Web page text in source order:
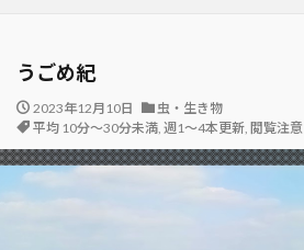
うごめ紀
2023年12月10日
虫・生き物
平均 10分～30分未満, 週1～4本更新, 閲覧注意